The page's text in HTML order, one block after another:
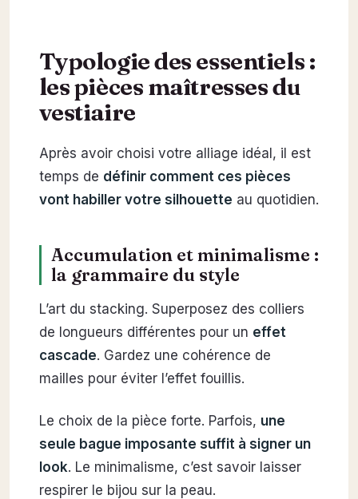
Typologie des essentiels :
les pièces maîtresses du
vestiaire
Après avoir choisi votre alliage idéal, il est
temps de définir comment ces pièces
vont habiller votre silhouette au quotidien.
Accumulation et minimalisme :
la grammaire du style
L’art du stacking. Superposez des colliers
de longueurs différentes pour un effet
cascade. Gardez une cohérence de
mailles pour éviter l’effet fouillis.
Le choix de la pièce forte. Parfois, une
seule bague imposante suffit à signer un
look. Le minimalisme, c’est savoir laisser
respirer le bijou sur la peau.